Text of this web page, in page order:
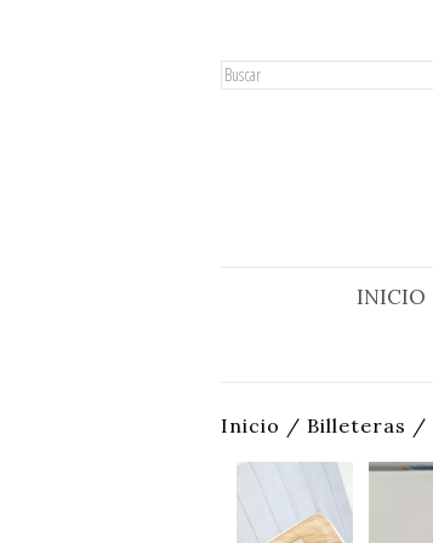
INICIO
Inicio / Billeteras /